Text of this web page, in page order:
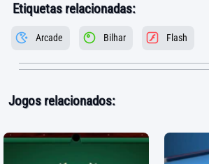
Etiquetas relacionadas:
Arcade Bilhar Flash
Jogos relacionados: